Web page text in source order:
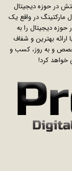
در حوزه دیجیتال
مارکتینگ در واقع یک
دیجیتال را به
بهترین و شفاف
و به روز، کسب و
خواهد کرد!